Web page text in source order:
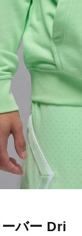
バー Dri